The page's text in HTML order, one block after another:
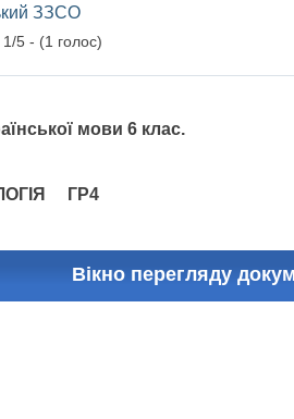
ЗЗСО
1/5 - (1 голос)
мови 6 клас.
ГР4
Вікно перегляду